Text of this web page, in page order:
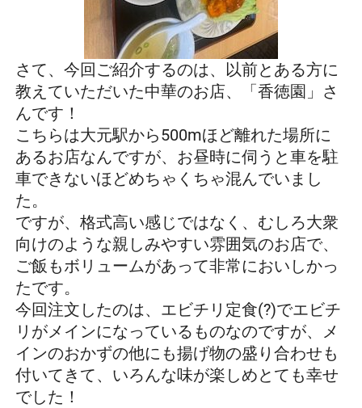
さて、今回ご紹介するのは、以前とある方に
教えていただいた中華のお店、「香徳園」さ
んです！
こちらは大元駅から500mほど離れた場所に
あるお店なんですが、お昼時に伺うと車を駐
車できないほどめちゃくちゃ混んでいまし
た。
ですが、格式高い感じではなく、むしろ大衆
向けのような親しみやすい雰囲気のお店で、
ご飯もボリュームがあって非常においしかっ
たです。
今回注文したのは、エビチリ定食(?)でエビチ
リがメインになっているものなのですが、メ
インのおかずの他にも揚げ物の盛り合わせも
付いてきて、いろんな味が楽しめとても幸せ
でした！